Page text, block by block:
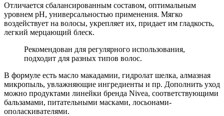
Отличается сбалансированным составом, оптимальным
уровнем pH, универсальностью применения. Мягко
воздействует на волосы, укрепляет их, придает им гладкость,
легкий мерцающий блеск.
Рекомендован для регулярного использования,
подходит для разных типов волос.
В формуле есть масло макадамии, гидролат шелка, алмазная
микропыль, увлажняющие ингредиенты и пр. Дополнить уход
можно продуктами линейки бренда Nivea, соответствующими
бальзамами, питательными масками, лосьонами-
ополаскивателями.